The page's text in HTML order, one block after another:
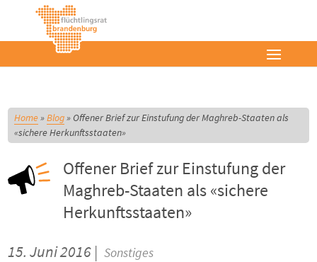
Home»Blog» Offener Brief zur Einstufung der Maghreb-Staaten als
«sichere Herkunftsstaaten»
Offener Brief zur Einstufung der
Maghreb-Staaten als «sichere
Herkunftsstaaten»
15. Juni 2016 | Sonstiges